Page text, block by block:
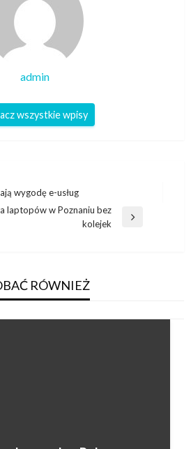
admin
wszystkie wpisy
wygodę e-usług
laptopów w Poznaniu bez
kolejek
RÓWNIEŻ